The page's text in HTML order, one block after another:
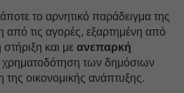
το αρνητικό παράδειγμα της
από τις αγορές, εξαρτημένη από
και με ανεπαρκή
χρηματοδότηση των δημόσιων
της οικονομικής ανάπτυξης.